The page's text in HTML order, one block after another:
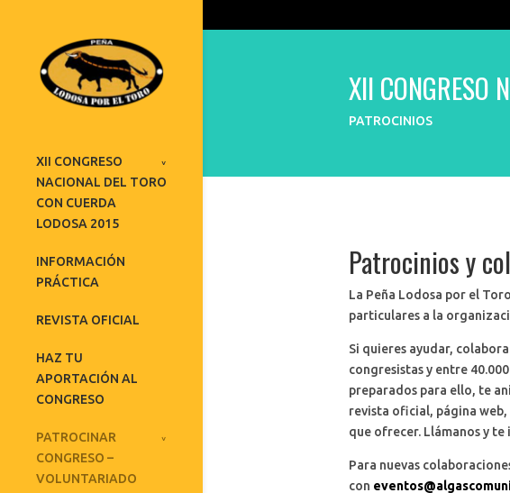
XII CONGRESO
NACIONAL DEL TORO
CON CUERDA
LODOSA 2015
INFORMACIÓN
PRÁCTICA
REVISTA OFICIAL
HAZ TU
APORTACIÓN AL
CONGRESO
PATROCINAR
CONGRESO –
VOLUNTARIADO
XII CONGRESO
PATROCINIOS
Patrocinios y
La Peña Lodosa por el
particulares a la
Si quieres ayudar,
congresistas y entre
preparados para ello, te
revista oficial, página
que ofrecer. Llámanos y
Para nuevas
con